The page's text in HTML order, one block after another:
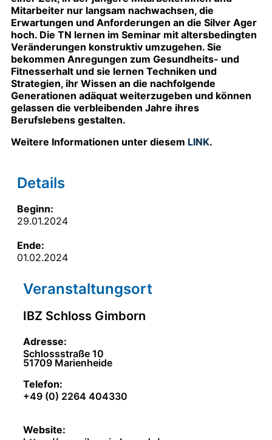
Mitarbeiter nur langsam nachwachsen, die
Erwartungen und Anforderungen an die Silver Ager
hoch. Die TN lernen im Seminar mit altersbedingten
Veränderungen konstruktiv umzugehen. Sie
bekommen Anregungen zum Gesundheits- und
Fitnesserhalt und sie lernen Techniken und
Strategien, ihr Wissen an die nachfolgende
Generationen adäquat weiterzugeben und können
gelassen die verbleibenden Jahre ihres
Berufslebens gestalten.
Weitere Informationen unter diesem LINK.
Details
Beginn:
29.01.2024
Ende:
01.02.2024
Veranstaltung­sort
IBZ Schloss Gimborn
Adresse:
Schlossstraße 10
51709 Marienheide
Telefon:
+49 (0) 2264 404330
Website: